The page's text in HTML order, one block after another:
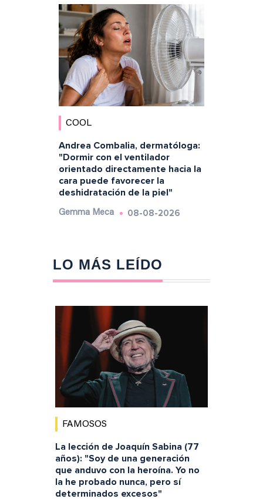
COOL
Andrea Combalia, dermatóloga:
"Dormir con el ventilador
orientado directamente hacia la
cara puede favorecer la
deshidratación de la piel"
Gemma Meca 08-08-2026
LO MÁS LEÍDO
FAMOSOS
La lección de Joaquín Sabina (77
años): "Soy de una generación
que anduvo con la heroína. Yo no
la he probado nunca, pero sí
determinados excesos"